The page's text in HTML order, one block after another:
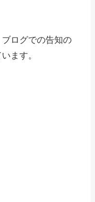
ログでの告知の
ます。